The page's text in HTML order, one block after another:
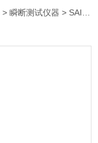
>瞬断测试仪器 > SAIMR5000I瞬断检测设备 1Hz-1MHz 可调 新能源线束